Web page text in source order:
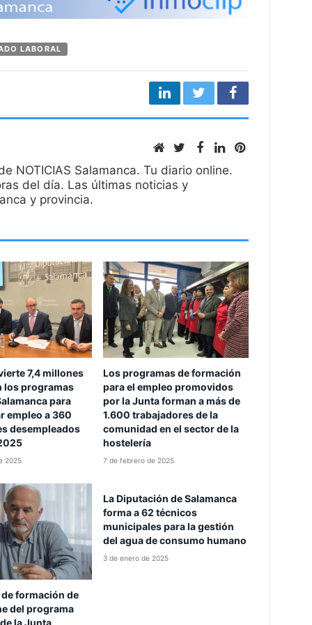
LABORAL
NOTICIAS Salamanca. Tu diario online.
del día. Las últimas noticias y
y provincia.
7,4 millones
los programas
para
empleo a 360
desempleados
2025
Los programas de formación
para el empleo promovidos
por la Junta forman a más de
1.600 trabajadores de la
comunidad en el sector de la
hostelería
7 de febrero de 2025
formación de
del programa
La Diputación de Salamanca
forma a 62 técnicos
municipales para la gestión
del agua de consumo humano
3 de enero de 2025